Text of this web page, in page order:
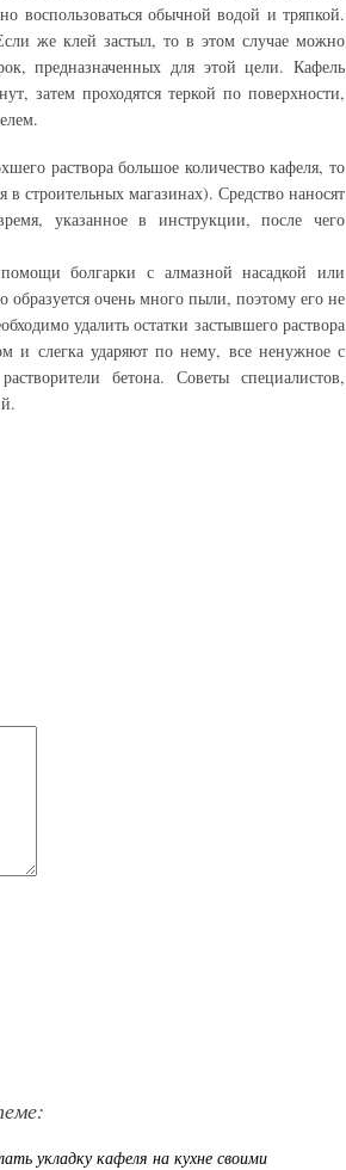
воспользоваться обычной водой и тряпкой.
же клей застыл, то в этом случае можно
предназначенных для этой цели. Кафель
затем проходятся теркой по поверхности,
раствора большое количество кафеля, то
строительных магазинах). Средство наносят
указанное в инструкции, после чего
болгарки с алмазной насадкой или
очень много пыли, поэтому его не
удалить остатки застывшего раствора
и слегка ударяют по нему, все ненужное с
бетона. Советы специалистов,
укладку кафеля на кухне своими